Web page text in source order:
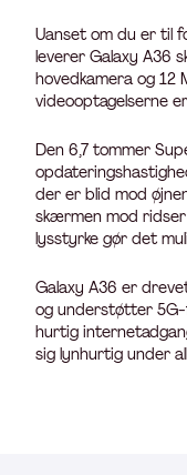
Uanset om du er til
leverer Galaxy A36
hovedkamera og 12
videooptagelserne
Den 6,7 tommer
der er blid mod
skærmen mod
lysstyrke gør det
Galaxy A36 er
og understøtter
hurtig
sig lynhurtig under